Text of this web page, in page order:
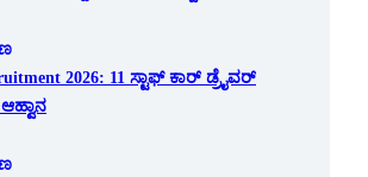
2026: 11 ಸ್ಟಾಫ್ ಕಾರ್ ಡ್ರೈವರ್